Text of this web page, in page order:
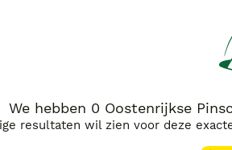
We hebben 0 Oostenrijkse
resultaten wil zien voor deze